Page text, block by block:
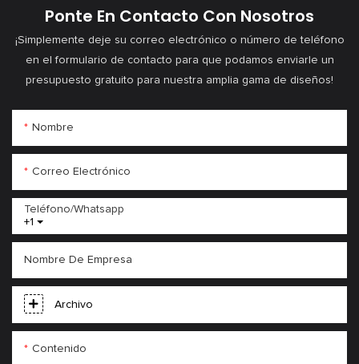
Ponte En Contacto Con Nosotros
¡Simplemente deje su correo electrónico o número de teléfono
en el formulario de contacto para que podamos enviarle un
presupuesto gratuito para nuestra amplia gama de diseños!
Nombre
Correo Electrónico
+1
Teléfono/whatsapp
Nombre De Empresa
Archivo
Contenido